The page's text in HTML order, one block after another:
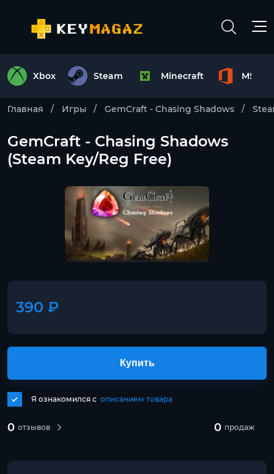
Xbox Steam Minecraft MS
Главная Игры GemCraft - Chasing Shadows
GemCraft - Chasing Shadows
(Steam Key/Reg Free)
390 ₽
0 отзывов 0 продаж
Я ознакомился с описанием товара
Купить